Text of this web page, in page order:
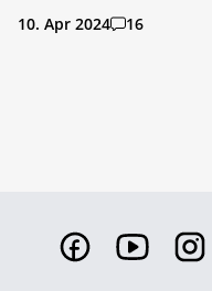
10. Apr 2024 16